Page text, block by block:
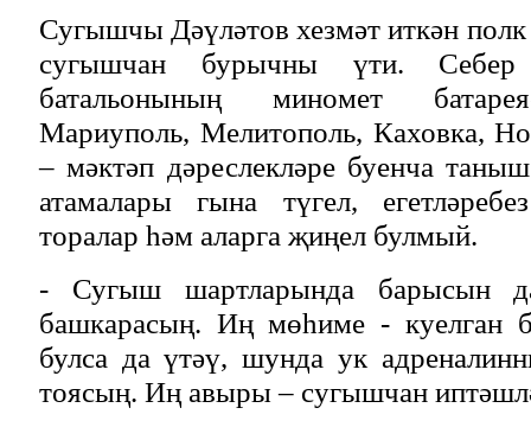
Сугышчы Дәүләтов хезмәт иткән
сугышчан бурычны үти. Себер
батальонының миномет
Мариуполь, Мелитополь, Каховка,
– мәктәп дәреслекләре буенча
атамалары гына түгел,
торалар һәм аларга җиңел булмый.
- Сугыш шартларында барысын
башкарасың. Иң мөһиме - куелган
булса да үтәү, шунда ук
тоясың. Иң авыры – сугышчан